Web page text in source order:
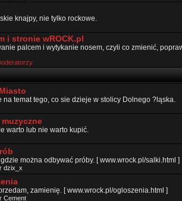
knajpy, nie tylko rockowe.
i stronie wROCK.pl
palcem i wytykanie nosem, czyli co zmienić,
na temat tego, co sie dzieje w stolicy Dolnego ?ląska.
warto lub nie warto kupić.
można odbywać próby. [ www.wrock.pl/salki.html ]
dzix_x
zamienię. [ www.wrock.pl/ogloszenia.html ]
Cement